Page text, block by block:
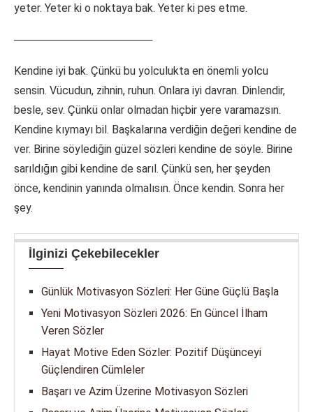
yeter. Yeter ki o noktaya bak. Yeter ki pes etme.
──────────────────
Kendine iyi bak. Çünkü bu yolculukta en önemli yolcu
sensin. Vücudun, zihnin, ruhun. Onlara iyi davran. Dinlendir,
besle, sev. Çünkü onlar olmadan hiçbir yere varamazsın.
Kendine kıymayı bil. Başkalarına verdiğin değeri kendine de
ver. Birine söylediğin güzel sözleri kendine de söyle. Birine
sarıldığın gibi kendine de sarıl. Çünkü sen, her şeyden
önce, kendinin yanında olmalısın. Önce kendin. Sonra her
şey.
İlginizi Çekebilecekler
Günlük Motivasyon Sözleri: Her Güne Güçlü Başla
Yeni Motivasyon Sözleri 2026: En Güncel İlham
Veren Sözler
Hayat Motive Eden Sözler: Pozitif Düşünceyi
Güçlendiren Cümleler
Başarı ve Azim Üzerine Motivasyon Sözleri